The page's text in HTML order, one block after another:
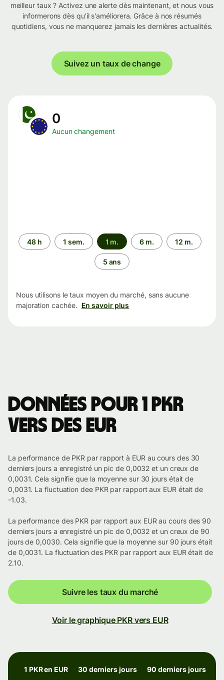
meilleur taux ? Activez une alerte dès maintenant, et nous vous
informerons dès qu'il s'améliorera. Grâce à nos résumés
quotidiens, vous ne manquerez jamais les dernières actualités.
Suivez un taux de change
0
Aucun changement
Période
48 h 1 sem. 1 m. 6 m. 12 m.
5 ans
Nous utilisons le taux moyen du marché, sans aucune
majoration cachée. En savoir plus
Données pour 1 PKR
vers des EUR
La performance de PKR par rapport à EUR au cours des 30
derniers jours a enregistré un pic de 0,0032 et un creux de
0,0031. Cela signifie que la moyenne sur 30 jours était de
0,0031. La fluctuation dee PKR par rapport aux EUR était de
-1.03.
La performance des PKR par rapport aux EUR au cours des 90
derniers jours a enregistré un pic de 0,0032 et un creux de 90
jours de 0,0030. Cela signifie que la moyenne sur 90 jours était
de 0,0031. La fluctuation des PKR par rapport aux EUR était de
2.10.
Suivre les taux du marché
Voir le graphique PKR vers EUR
1 PKR en EUR 30 derniers jours 90 derniers jours